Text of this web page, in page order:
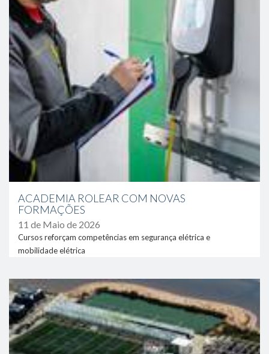
ACADEMIA ROLEAR COM NOVAS
FORMAÇÕES
11 de Maio de 2026
Cursos reforçam competências em segurança elétrica e
mobilidade elétrica
link